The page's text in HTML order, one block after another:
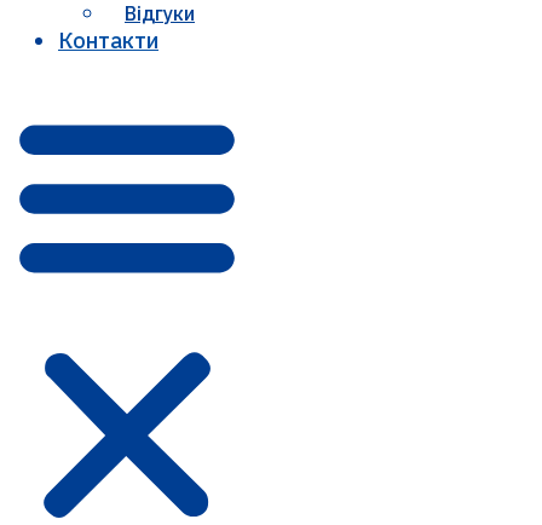
Відгуки
Контакти